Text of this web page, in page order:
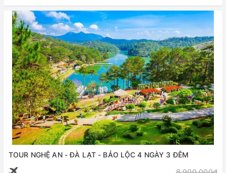
TOUR NGHỆ AN - ĐÀ LẠT - BẢO LỘC 4 NGÀY 3 ĐÊM